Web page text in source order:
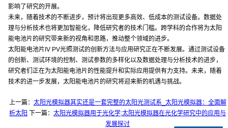
影响了研究的开展。
未来，随着技术的不断进步，预计将出现更多高效、低成本的测试设备。数据处
理与分析技术也将更加智能化，降低研究者的技术门槛。跨学科的合作将为太阳
能电池片的研究带来新的视角和思路，推动整个领域的进步。
太阳能电池片IV PV光照测试的创新方法与应用研究正在不断发展。通过测试设备
的创新、测试环境的控制、测试参数的多样化以及数据处理与分析技术的进步，
研究者们正在为太阳能电池片的性能提升和实际应用提供有力支持。未来，随着
技术的进一步发展，太阳能电池片的研究将迎来新的机遇与挑战。
上一篇： 太阳光模拟器其实还是一套完整的太阳光测试系_太阳光模拟器：全面解
析太阳
下一篇：太阳光模拟器用于光化学;太阳光模拟器在光化学研究中的应用与
发展探讨